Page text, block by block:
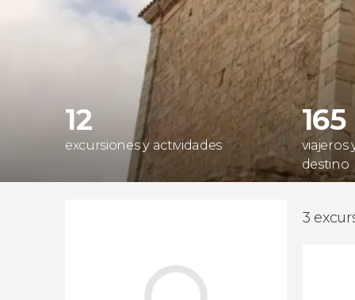
Turquía
12
excursiones y actividades
165
viajeros
destino
3